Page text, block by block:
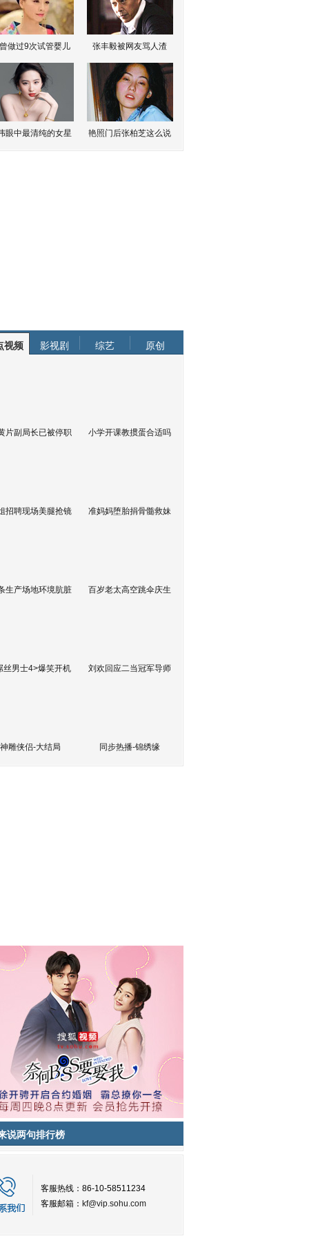
做过9次试管婴儿 张丰毅被网友骂人渣
眼中最清纯的女星 艳照门后张柏芝这么说
视频 影视剧 综艺 原创
片副局长已被停职 小学开课教掼蛋合适吗
招聘现场美腿抢镜 准妈妈堕胎捐骨髓救妹
生产场地环境肮脏 百岁老太高空跳伞庆生
丝男士4>爆笑开机 刘欢回应二当冠军导师
神雕侠侣-大结局 同步热播-锦绣缘
说两句排行榜
客服热线：86-10-58511234
客服邮箱： kf@vip.sohu.com